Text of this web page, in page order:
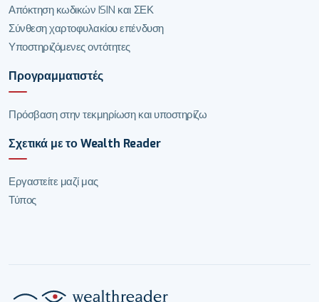
Απόκτηση κωδικών ISIN και ΣΕΚ
Σύνθεση χαρτοφυλακίου επένδυση
Υποστηριζόμενες οντότητες
Προγραμματιστές
Πρόσβαση στην τεκμηρίωση και υποστηρίζω
Σχετικά με το Wealth Reader
Εργαστείτε μαζί μας
Τύπος